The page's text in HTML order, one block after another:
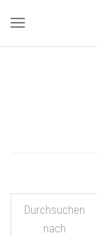
Durchsuchen
nach